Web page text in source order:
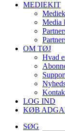
MEDIEKIT
Media
OM TØJ
Hvad
LOG IND
KØB
SØG